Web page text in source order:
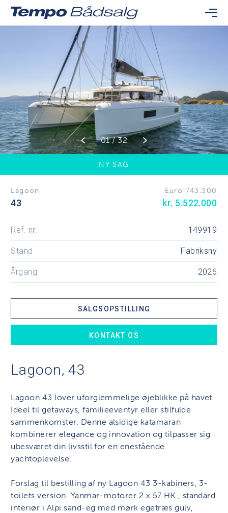
01 / 32
NY SAG
Lagoon Euro 743.300
43 kr. 5.522.000
Ref. nr. 149919
Stand Fabriksny
Årgang 2026
SALGSOPSTILLING
KONTAKT OS
Lagoon, 43
Lagoon 43 lover uforglemmelige øjeblikke på havet.
Ideel til getaways, familieeventyr eller stilfulde
sammenkomster. Denne alsidige katamaran
kombinerer elegance og innovation og tilpasser sig
ubesværet din livsstil for en enestående
yachtoplevelse.
Forslag til bestilling af ny Lagoon 43 3-kabiners, 3-
toilets version. Yanmar-motorer 2 x 57 HK , standard
interiør i Alpi sand-eg med mørk egetræs gulv,